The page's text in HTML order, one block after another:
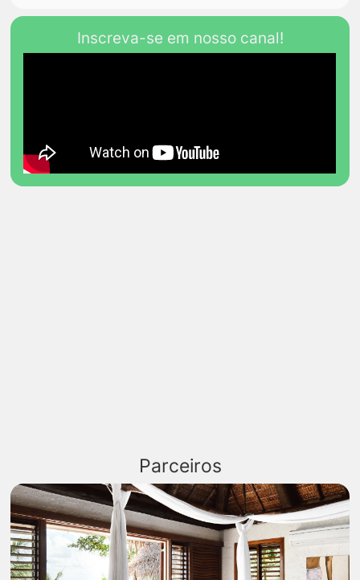
Inscreva-se em nosso canal!
Parceiros